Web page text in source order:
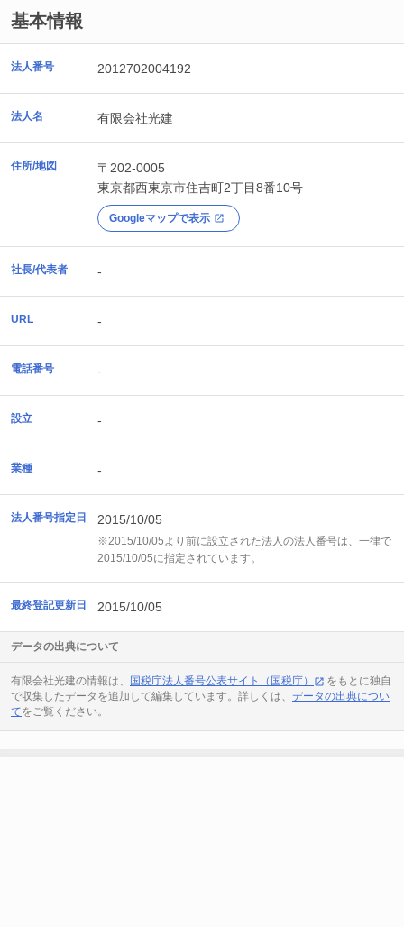
基本情報
法人番号 2012702004192
法人名 有限会社光建
住所/地図
〒202-0005
東京都西東京市住吉町2丁目8番10号
Googleマップで表示
社長/代表者 -
URL -
電話番号 -
設立 -
業種 -
法人番号指定日 2015/10/05
※2015/10/05より前に設立された法人の法人番号は、一律で
2015/10/05に指定されています。
最終登記更新日 2015/10/05
データの出典について
有限会社光建の情報は、 国税庁法人番号公表サイト（国税庁）
をもとに独自
で収集したデータを追加して編集しています。詳しくは、 データの出典につい
てをご覧ください。